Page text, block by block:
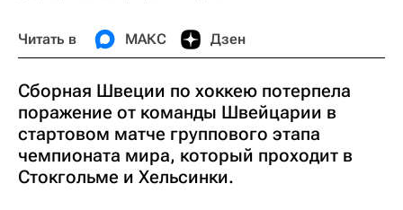
Читать в МАКС Дзен
Сборная Швеции по хоккею потерпела
поражение от команды Швейцарии в
стартовом матче группового этапа
чемпионата мира, который проходит в
Стокгольме и Хельсинки.